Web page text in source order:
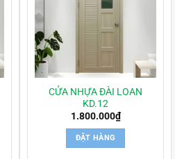
CỬA NHỰA ĐÀI LOAN
KD.12
1.800.000₫
ĐẶT HÀNG